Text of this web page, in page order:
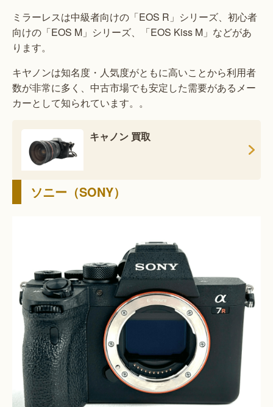
ミラーレスは中級者向けの「EOS R」シリーズ、初心者
向けの「EOS M」シリーズ、「EOS Kiss M」などがあ
ります。
キヤノンは知名度・人気度がともに高いことから利用者
数が非常に多く、中古市場でも安定した需要があるメー
カーとして知られています。。
キャノン 買取
ソニー（SONY）